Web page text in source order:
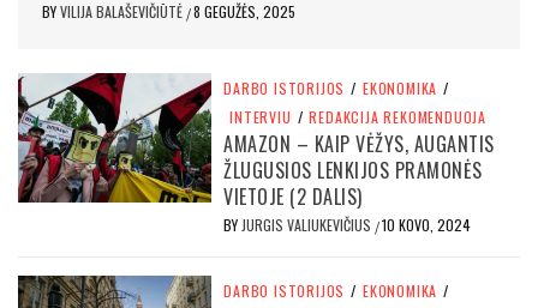
BYVILIJA BALAŠEVIČIŪTĖ /8 GEGUŽĖS, 2025
DARBO ISTORIJOS / EKONOMIKA /
INTERVIU / REDAKCIJA REKOMENDUOJA
AMAZON – KAIP VĖŽYS, AUGANTIS
ŽLUGUSIOS LENKIJOS PRAMONĖS
VIETOJE (2 DALIS)
BY JURGIS VALIUKEVIČIUS /10 KOVO, 2024
DARBO ISTORIJOS / EKONOMIKA /